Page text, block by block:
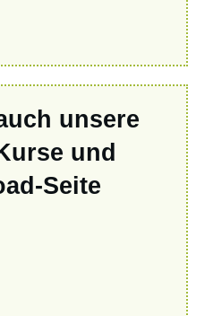
unsere
und
Seite